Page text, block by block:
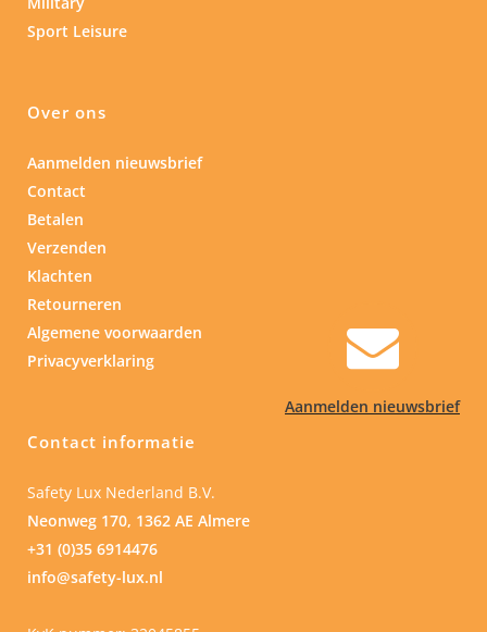
Aanmelden nieuwsbrief
Sport Leisure
Over ons
Aanmelden nieuwsbrief
Contact
Betalen
Verzenden
Klachten
Retourneren
Algemene voorwaarden
Privacyverklaring
Contact informatie
Safety Lux Nederland B.V.
Neonweg 170, 1362 AE Almere
+31 (0)35 6914476
info@safety-lux.nl